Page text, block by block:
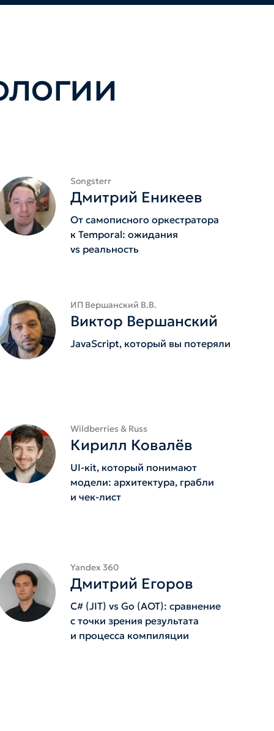
Songsterr
Дмитрий Еникеев
От самописного оркестратора
к Temporal: ожидания
vs реальность
ИП Вершанский В.В.
Виктор Вершанский
JavaScript, который вы потеряли
Wildberries & Russ
Кирилл Ковалёв
UI-кit, который понимают
модели: архитектура, грабли
и чек-лист
Yandex 360
Дмитрий Егоров
C# (JIT) vs Go (AOT): сравнение
с точки зрения результата
и процесса компиляции